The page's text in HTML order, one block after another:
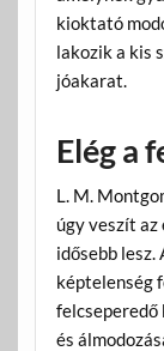
kioktató
lakozik a kis
jóakarat.
Elég a
L. M.
úgy veszít az
idősebb lesz.
képtelenség
felcseperedő
és